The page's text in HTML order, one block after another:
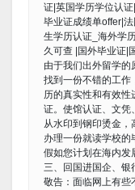
证|英国学历学位认
毕业证成绩单offer|
生学历认证_海外学
久可查 |国外毕业证|
由于我们出外留学
找到一份不错的工作
历的真实性和有效
证。使馆认证、文凭
从水印到钢印烫金
办理一份就读学校的
假如您计划在海内发
三、回国进国企、银
敬告：面临网上有些